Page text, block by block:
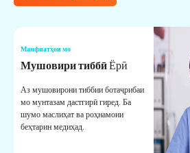
Манфиатҳои мо
Мушовири тиббӣЁрӣ
Аз мушовирони тиббии ботаҷрибаи
мо мунтазам дастгирӣ гиред. Ба
шумо маслиҳат ва роҳнамоии
беҳтарин медиҳад.